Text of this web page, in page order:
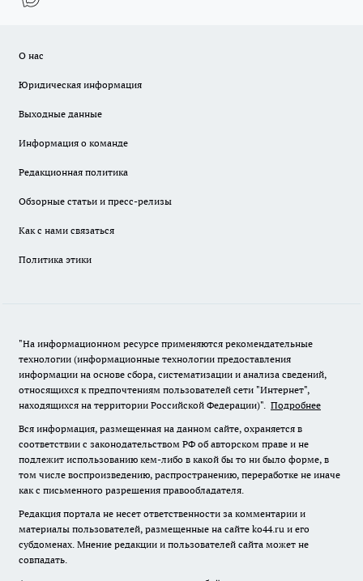
О нас
Юридическая информация
Выходные данные
Информация о команде
Редакционная политика
Обзорные статьи и пресс-релизы
Как с нами связаться
Политика этики
"На информационном ресурсе применяются рекомендательные
технологии (информационные технологии предоставления
информации на основе сбора, систематизации и анализа сведений,
относящихся к предпочтениям пользователей сети "Интернет",
находящихся на территории Российской Федерации)". Подробнее
Вся информация, размещенная на данном сайте, охраняется в
соответствии с законодательством РФ об авторском праве и не
подлежит использованию кем-либо в какой бы то ни было форме, в
том числе воспроизведению, распространению, переработке не иначе
как с письменного разрешения правообладателя.
Редакция портала не несет ответственности за комментарии и
материалы пользователей, размещенные на сайте ko44.ru и его
субдоменах. Мнение редакции и пользователей сайта может не
совпадать.